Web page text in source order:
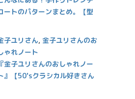
ートのパターンまとめ。【型
子ユリさん, 金子ユリさんのお
ゃれノート
『金子ユリさんのおしゃれノー
』【50'sクラシカル好きさん